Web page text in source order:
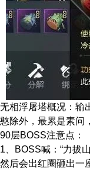
无相浮屠塔概况：输
憨除外，最累是素问
90层BOSS注意点：
1、BOSS喊：“力拔
然后会出红圈砸出一